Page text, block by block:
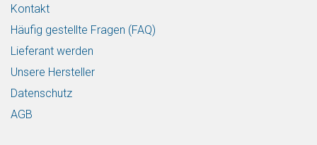
Kontakt
Häufig gestellte Fragen (FAQ)
Lieferant werden
Unsere Hersteller
Datenschutz
AGB